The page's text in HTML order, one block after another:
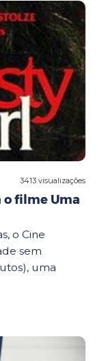
3413 visualizações
o filme Uma
o Cine
sem
uma